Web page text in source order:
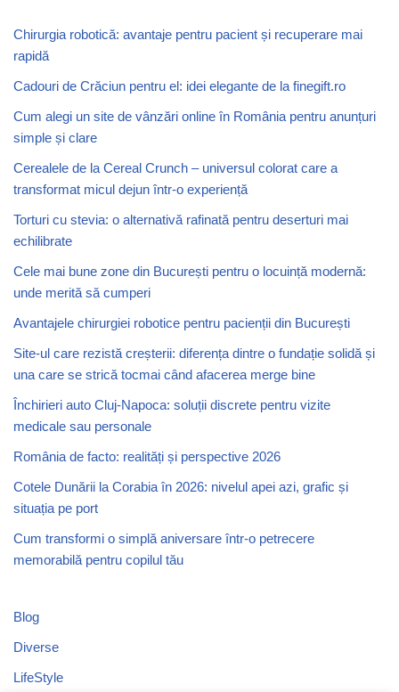
Chirurgia robotică: avantaje pentru pacient și recuperare mai
rapidă
Cadouri de Crăciun pentru el: idei elegante de la finegift.ro
Cum alegi un site de vânzări online în România pentru anunțuri
simple și clare
Cerealele de la Cereal Crunch – universul colorat care a
transformat micul dejun într-o experiență
Torturi cu stevia: o alternativă rafinată pentru deserturi mai
echilibrate
Cele mai bune zone din București pentru o locuință modernă:
unde merită să cumperi
Avantajele chirurgiei robotice pentru pacienții din București
Site-ul care rezistă creșterii: diferența dintre o fundație solidă și
una care se strică tocmai când afacerea merge bine
Închirieri auto Cluj-Napoca: soluții discrete pentru vizite
medicale sau personale
România de facto: realități și perspective 2026
Cotele Dunării la Corabia în 2026: nivelul apei azi, grafic și
situația pe port
Cum transformi o simplă aniversare într-o petrecere
memorabilă pentru copilul tău
Blog
Diverse
LifeStyle